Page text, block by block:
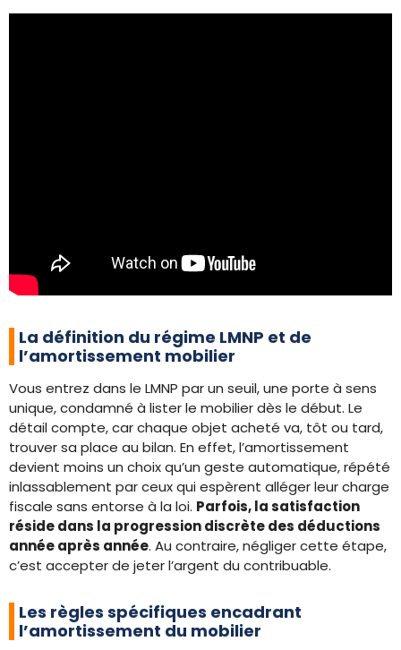
La définition du régime LMNP et de
l’amortissement mobilier
Vous entrez dans le LMNP par un seuil, une porte à sens
unique, condamné à lister le mobilier dès le début. Le
détail compte, car chaque objet acheté va, tôt ou tard,
trouver sa place au bilan. En effet, l’amortissement
devient moins un choix qu’un geste automatique, répété
inlassablement par ceux qui espèrent alléger leur charge
fiscale sans entorse à la loi. Parfois, la satisfaction
réside dans la progression discrète des déductions
année après année. Au contraire, négliger cette étape,
c’est accepter de jeter l’argent du contribuable.
Les règles spécifiques encadrant
l’amortissement du mobilier